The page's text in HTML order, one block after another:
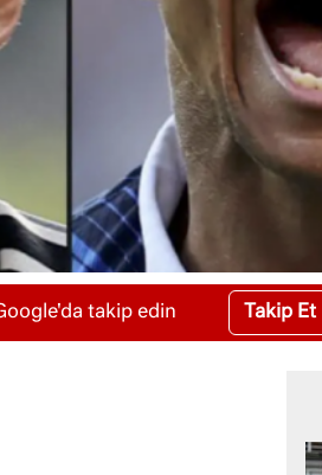
takip edin Takip Et